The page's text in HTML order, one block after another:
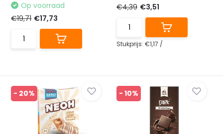
Op voorraad
€19,71 €17,73
€4,39 €3,51
Stukprijs: €1,17 /
- 20% - 10%